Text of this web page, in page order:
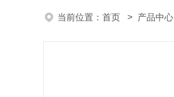
当前位置： 首页 > 产品中心